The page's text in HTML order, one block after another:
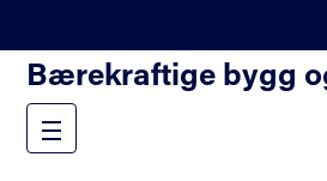
Bærekraftige bygg